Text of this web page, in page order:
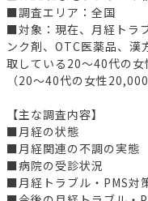
■調査エリア：全国
■対象：現在、月経トラ
ンク剤、OTC医薬品、漢
取している20～40代の女
（20～40代の女性
【主な調査内容】
■月経の状態
■月経関連の不調の実態
■病院の受診状況
■月経トラブル・PMS対